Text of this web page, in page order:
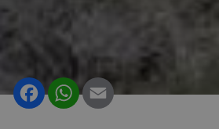
FacebookWhatsAppEmail